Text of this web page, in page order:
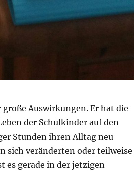
Auswirkungen. Er hat die
der Schulkinder auf den
Stunden ihren Alltag neu
sich veränderten oder teilweise
es gerade in der jetzigen